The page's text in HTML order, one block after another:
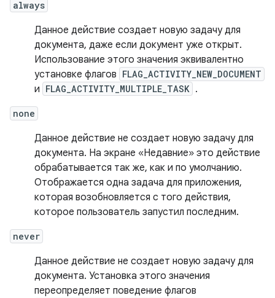
always
Данное действие создает новую задачу для
документа, даже если документ уже открыт.
Использование этого значения эквивалентно
установке флагов FLAG_ACTIVITY_NEW_DOCUMENT
и FLAG_ACTIVITY_MULTIPLE_TASK .
none
Данное действие не создает новую задачу для
документа. На экране «Недавние» это действие
обрабатывается так же, как и по умолчанию.
Отображается одна задача для приложения,
которая возобновляется с того действия,
которое пользователь запустил последним.
never
Данное действие не создает новую задачу для
документа. Установка этого значения
переопределяет поведение флагов